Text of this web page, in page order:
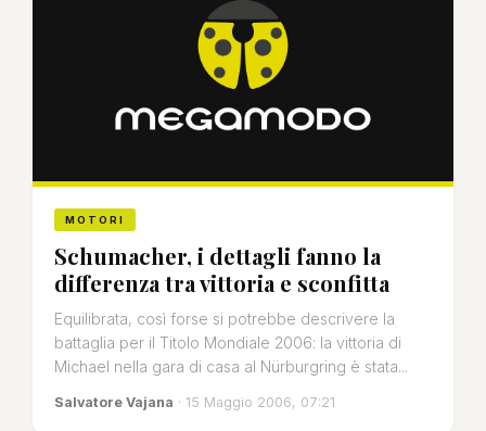
MOTORI
Schumacher, i dettagli fanno la
differenza tra vittoria e sconfitta
Equilibrata, così forse si potrebbe descrivere la
battaglia per il Titolo Mondiale 2006: la vittoria di
Michael nella gara di casa al Nürburgring è stata...
Salvatore Vajana · 15 Maggio 2006, 07:21